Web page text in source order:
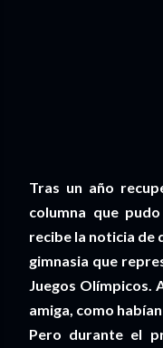
Tras un año
columna que
recibe la noticia de
gimnasia que
Juegos Olímpicos.
amiga, como
Pero durante el